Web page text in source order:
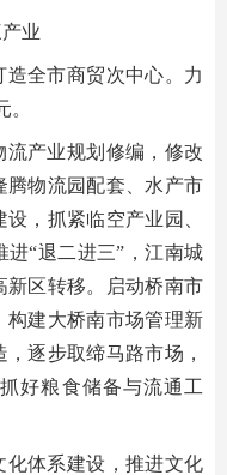
业
造全市商贸次中心。力
产业规划修编，修改
腾物流园配套、水产市
，抓紧临空产业园、
“退二进三”，江南城
新区转移。启动桥南市
构建大桥南市场管理新
逐步取缔马路市场，
好粮食储备与流通工
化体系建设，推进文化